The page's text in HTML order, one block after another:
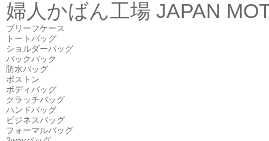
婦人かばん工場 JAPAN
ブリーフケース
トートバッグ
ショルダーバッグ
バックパック
防水バッグ
ボストン
ボディバッグ
クラッチバッグ
ハンドバッグ
ビジネスバッグ
フォーマルバッグ